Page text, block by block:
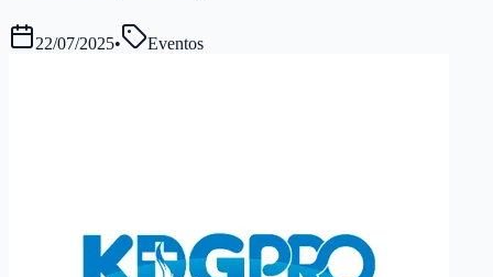
22/07/2025• Eventos